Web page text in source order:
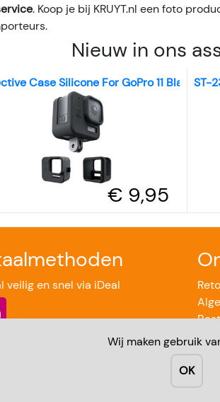
Wij maken gebruik
OK
. Koop je bij KRUYT.nl een foto
Nieuw in ons
Case Silicone For GoPro 11 Black Mini
€ 9,95
ST-
veilig en snel via iDeal